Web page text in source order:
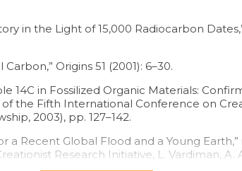
in the Light of 15,000 Radiocarbon
Origins 51 (2001): 6–30.
14C in Fossilized Organic Materials:
the Fifth International Conference on
2003), pp. 127–142.
a Recent Global Flood and a Young
Research Initiative, L. Vardiman, A.
and Chino Valley, AZ: Creation